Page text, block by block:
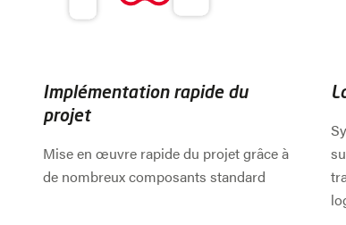
Implémentation rapide du
projet
Mise en œuvre rapide du projet grâce à
de nombreux composants standard